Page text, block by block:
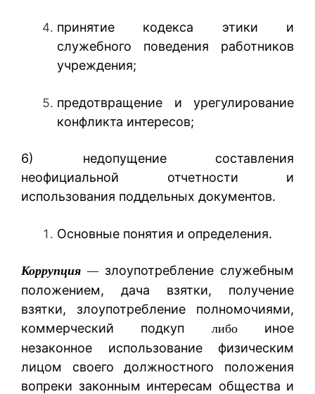
принятие кодекса этики и
служебного поведения работников
учреждения;
предотвращение и урегулирование
конфликта интересов;
6) недопущение составления
неофициальной отчетности и
использования поддельных документов.
Основные понятия и определения.
Коррупция — злоупотребление служебным
положением, дача взятки, получение
взятки, злоупотребление полномочиями,
коммерческий подкуп либо иное
незаконное использование физическим
лицом своего должностного положения
вопреки законным интересам общества и